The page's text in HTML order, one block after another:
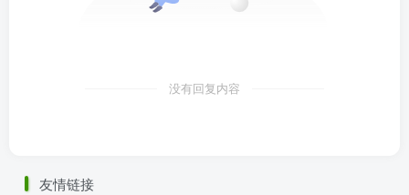
没有回复内容
友情链接